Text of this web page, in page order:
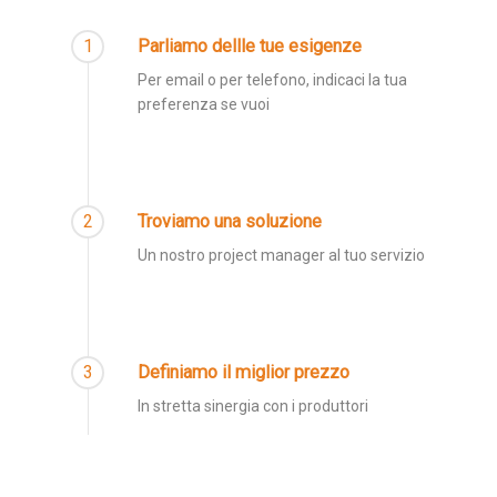
1 Parliamo dellle tue esigenze
Per email o per telefono, indicaci la tua
preferenza se vuoi
2 Troviamo una soluzione
Un nostro project manager al tuo servizio
3 Definiamo il miglior prezzo
In stretta sinergia con i produttori